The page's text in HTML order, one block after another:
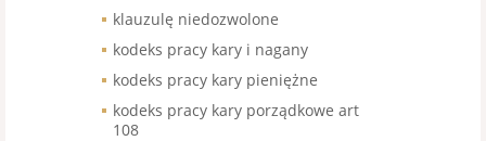
klauzulę niedozwolone
kodeks pracy kary i nagany
kodeks pracy kary pieniężne
kodeks pracy kary porządkowe art
108